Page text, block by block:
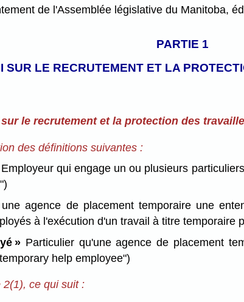
de l'Assemblée législative du Manitoba,
PARTIE 1
SUR LE RECRUTEMENT ET LA
le recrutement et la protection des
des définitions suivantes :
Employeur qui engage un ou plusieurs
agence de placement temporaire une
à l'exécution d'un travail à titre temporaire
» Particulier qu'une agence de placement
help employee")
ce qui suit :